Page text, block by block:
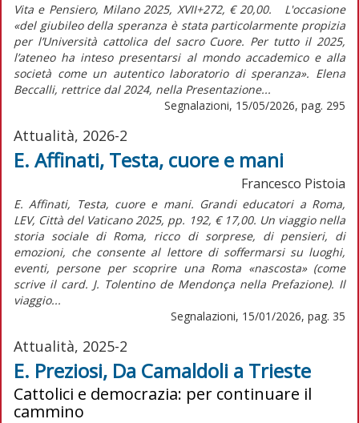
Vita e Pensiero, Milano 2025, XVII+272, € 20,00. L'occasione
«del giubileo della speranza è stata particolarmente propizia
per l’Università cattolica del sacro Cuore. Per tutto il 2025,
l’ateneo ha inteso presentarsi al mondo accademico e alla
società come un autentico laboratorio di speranza». Elena
Beccalli, rettrice dal 2024, nella Presentazione...
Segnalazioni, 15/05/2026, pag. 295
Attualità, 2026-2
E. Affinati, Testa, cuore e mani
Francesco Pistoia
E. Affinati, Testa, cuore e mani. Grandi educatori a Roma,
LEV, Città del Vaticano 2025, pp. 192, € 17,00. Un viaggio nella
storia sociale di Roma, ricco di sorprese, di pensieri, di
emozioni, che consente al lettore di soffermarsi su luoghi,
eventi, persone per scoprire una Roma «nascosta» (come
scrive il card. J. Tolentino de Mendonça nella Prefazione). Il
viaggio...
Segnalazioni, 15/01/2026, pag. 35
Attualità, 2025-2
E. Preziosi, Da Camaldoli a Trieste
Cattolici e democrazia: per continuare il
cammino